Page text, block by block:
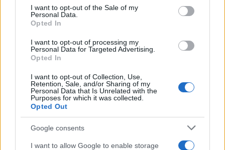
consent section.
I want to opt-out of the Sale of my
Personal Data.
Opted In
I want to opt-out of processing my
Personal Data for Targeted Advertising.
Opted In
I want to opt-out of Collection, Use,
Retention, Sale, and/or Sharing of my
Personal Data that Is Unrelated with the
Purposes for which it was collected.
Opted Out
Google consents
I want to allow Google to enable storage
ΕΙΣΑΚΤΕΟΙ
ΠΑΝΕΛΛΑΔΙΚΕΣ ΕΞΕΤΑΣΕΙΣ
ΠΑΝΕΛΛΗΝΙΕΣ ΕΙΣΑΚΤΕΟΙ